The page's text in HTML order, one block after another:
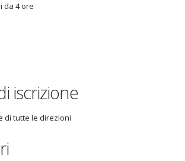
da 4 ore
iscrizione
di tutte le direzioni